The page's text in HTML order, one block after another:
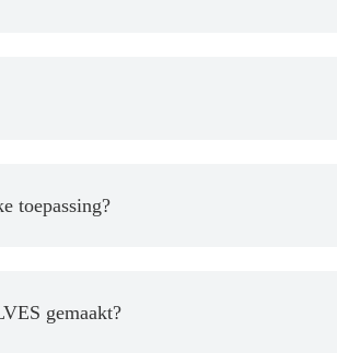
toepassing?
gemaakt?